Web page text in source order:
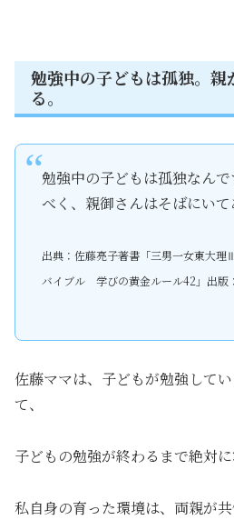
勉強中の子どもは孤独。親
る。
勉強中の子どもは孤独なん
べく、親御さんはそばにいて
出典：佐藤亮子著書「三男一女東大
バイブル 学びの黄金ルール42」出版
佐藤ママは、子どもが勉強して
て、
子どもの勉強が終わるまで絶対に
私自身の育った環境は、両親が